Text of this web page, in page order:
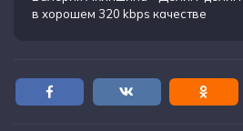
в хорошем 320 kbps качестве